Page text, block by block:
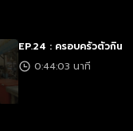
EP.24 : ครอบครัวตัวกิน
0:44:03 นาที